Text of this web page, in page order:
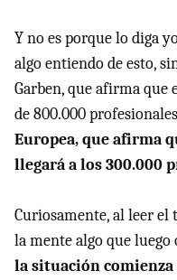
Y no es porque lo diga
algo entiendo de esto,
Garben, que afirma
de 800.000
Europea, que afirma
llegará a los 300.000
Curiosamente, al leer
la mente algo que
la situación comienza